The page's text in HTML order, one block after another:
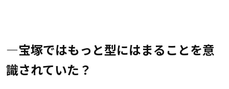
―宝塚ではもっと型にはまることを意
識されていた？